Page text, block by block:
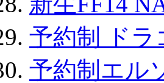
予約制 ド
予約制エル